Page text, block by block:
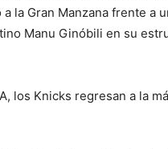
la Gran Manzana frente a
Manu Ginóbili en su
los Knicks regresan a la